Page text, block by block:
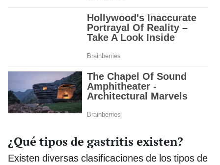
¿Qué tipos de gastritis existen?
Existen diversas clasificaciones de los tipos de